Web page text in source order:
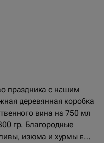
праздника с нашим
деревянная коробка
вина на 750 мл
гр. Благородные
изюма и хурмы в